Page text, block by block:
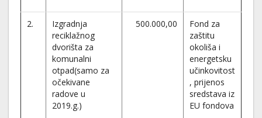
2.
Izgradnja
reciklažnog
dvorišta za
komunalni
otpad(samo za
očekivane
radove u
2019.g.)
500.000,00
Fond za
zaštitu
okoliša i
energetsku
učinkovitost
, prijenos
sredstava iz
EU fondova